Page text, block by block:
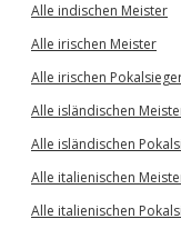
Alle indischen Meister
Alle irischen Meister
Alle irischen
Alle isländischen
Alle isländischen
Alle italienischen
Alle italienischen